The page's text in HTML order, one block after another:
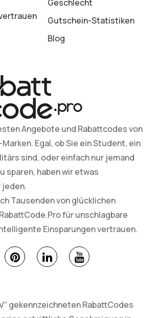
Geschlecht
Gutschein-Statistiken
Blog
Angebote und Rabattcodes von
Egal, ob Sie ein Student, ein
sind, oder einfach nur jemand
sparen, haben wir etwas
Tausenden von glücklichen
für unschlagbare
Einsparungen vertrauen.
gekennzeichneten RabattCodes